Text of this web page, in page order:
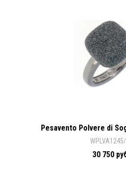
Pesavento Polvere di
30 750